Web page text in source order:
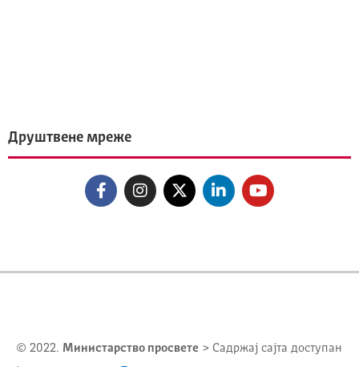
Друштвене мреже
© 2022. Министарство просвете > Садржај сајта доступан